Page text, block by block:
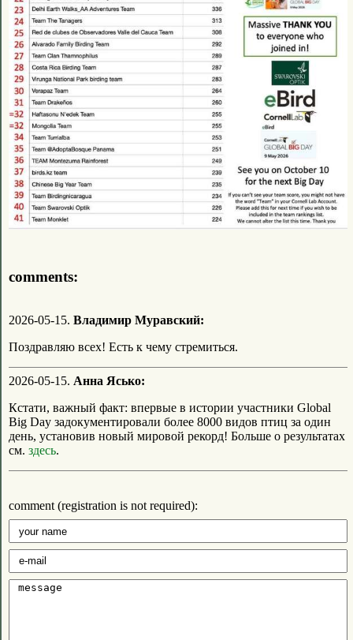
comments:
2026-05-15. Владимир Муравский:
Поздравляю всех! Есть к чему стремиться.
2026-05-15. Анна Ясько:
Кстати, важный факт: впервые в истории участники Global
Big Day задокументировали более 8000 видов птиц за один
день, установив новый мировой рекорд! Больше о результатах
см. здесь.
comment (registration is not required):